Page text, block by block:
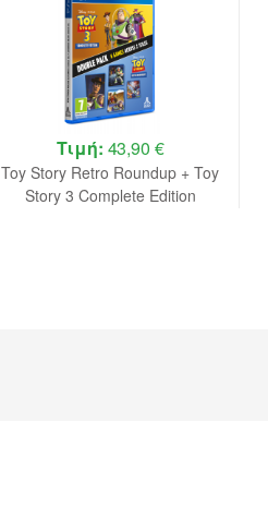
Τιμή: 43,90 €
Toy Story Retro Roundup + Toy
Story 3 Complete Edition